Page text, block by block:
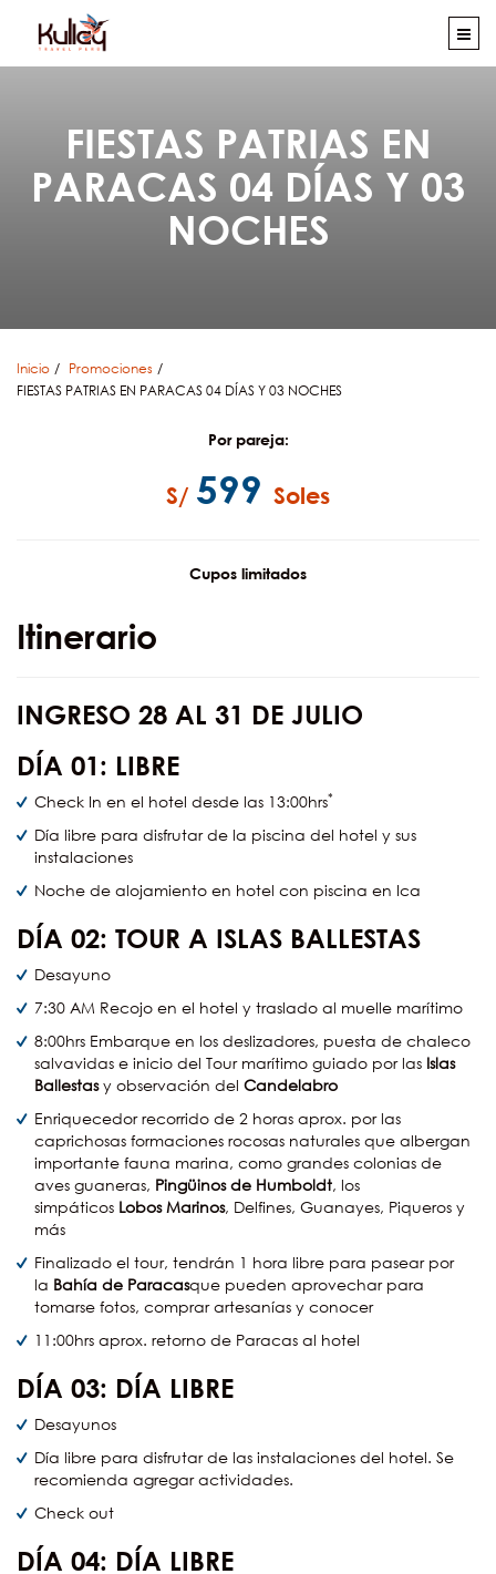
FIESTAS PATRIAS EN
PARACAS 04 DÍAS Y 03
NOCHES
Inicio
Promociones
FIESTAS PATRIAS EN PARACAS 04 DÍAS Y 03 NOCHES
Por pareja:
S/ 599 Soles
Cupos limitados
Itinerario
INGRESO 28 AL 31 DE JULIO
DÍA 01: LIBRE
Check In en el hotel desde las 13:00hrs*
Día libre para disfrutar de la piscina del hotel y sus
instalaciones
Noche de alojamiento en hotel con piscina en Ica
DÍA 02: TOUR A ISLAS BALLESTAS
Desayuno
7:30 AM Recojo en el hotel y traslado al muelle marítimo
8:00hrs Embarque en los deslizadores, puesta de chaleco
salvavidas e inicio del Tour marítimo guiado por las Islas
Ballestasy observación del Candelabro
Enriquecedor recorrido de 2 horas aprox. por las
caprichosas formaciones rocosas naturales que albergan
importante fauna marina, como grandes colonias de
aves guaneras, Pingüinos de Humboldt, los
simpáticos Lobos Marinos, Delfines, Guanayes, Piqueros y
más
Finalizado el tour, tendrán 1 hora libre para pasear por
la Bahía de Paracasque pueden aprovechar para
tomarse fotos, comprar artesanías y conocer
11:00hrs aprox. retorno de Paracas al hotel
DÍA 03: DÍA LIBRE
Desayunos
Día libre para disfrutar de las instalaciones del hotel. Se
recomienda agregar actividades.
Check out
DÍA 04: DÍA LIBRE